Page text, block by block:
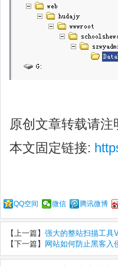
原创文章转载请注
本文固定链接:
QQ空间 微信 腾讯微博
【上一篇】 强大的整站扫描工具
【下一篇】
网站如何防止黑客入